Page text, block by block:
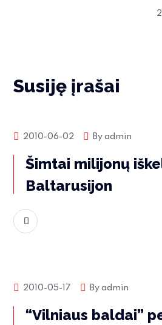
Susiję įrašai
Rinkos naujienos
2010-06-02 Byadmin
Šimtai milijonų
Baltarusijon
Rinkos naujienos
2010-05-17 Byadmin
“Vilniaus baldai”